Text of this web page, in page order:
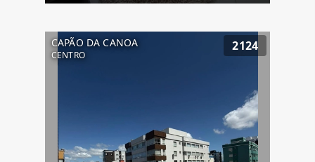
CAPÃO DA CANOA
CENTRO
2124